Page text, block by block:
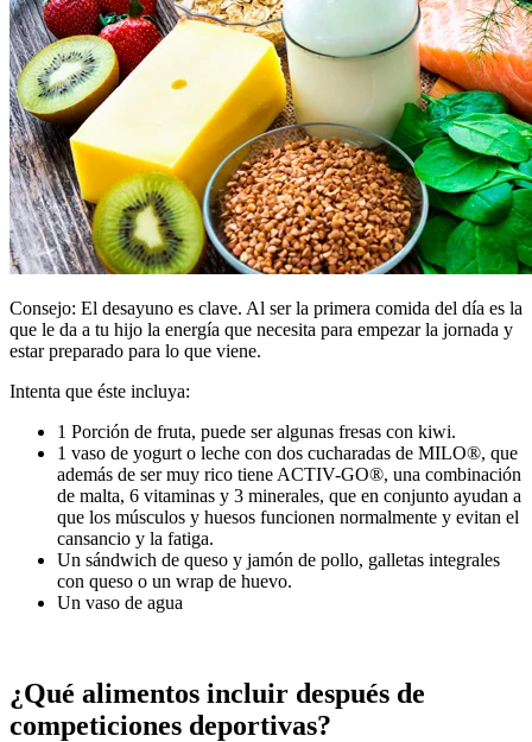
Consejo: El desayuno es clave. Al ser la primera comida del día es la
que le da a tu hijo la energía que necesita para empezar la jornada y
estar preparado para lo que viene.
Intenta que éste incluya:
1 Porción de fruta, puede ser algunas fresas con kiwi.
1 vaso de yogurt o leche con dos cucharadas de MILO®, que
además de ser muy rico tiene ACTIV-GO®, una combinación
de malta, 6 vitaminas y 3 minerales, que en conjunto ayudan a
que los músculos y huesos funcionen normalmente y evitan el
cansancio y la fatiga.
Un sándwich de queso y jamón de pollo, galletas integrales
con queso o un wrap de huevo.
Un vaso de agua
¿Qué alimentos incluir después de
competiciones deportivas?